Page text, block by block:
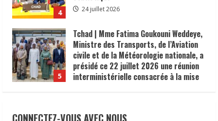
5
Tchad | Mme Fatima Goukouni Weddeye,
civile et de la Météorologie nationale, a
présidé ce 22 juillet 2026 une réunion
interministérielle consacrée à la mise
en œuvre de la décision du président de
la République, le Maréchal Mahamat
ressortissants des pays africains.
Lutte contre le choléra | 300 U-
8 août 2026